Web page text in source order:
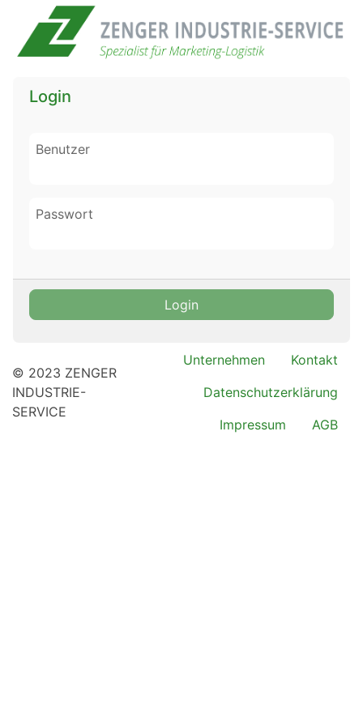
Login
Benutzer
Passwort
Login
© 2023 ZENGER
INDUSTRIE-
SERVICE
Unternehmen
Kontakt
Datenschutzerklärung
Impressum
AGB